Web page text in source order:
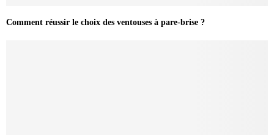
Comment réussir le choix des ventouses à pare-brise ?